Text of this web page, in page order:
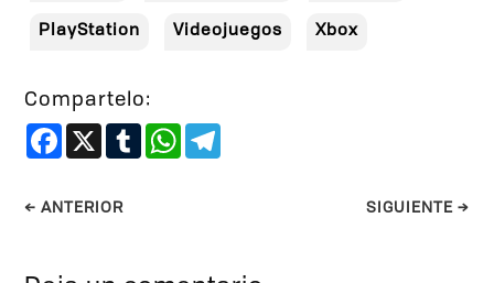
PlayStation Videojuegos Xbox
Compartelo:
Facebook
X TumblrWhatsApp
←ANTERIOR SIGUIENTE→